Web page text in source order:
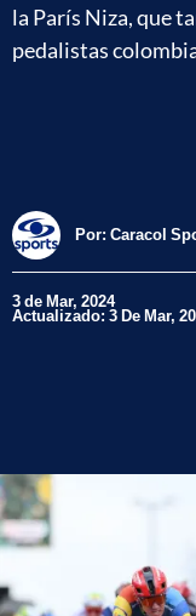
la París Niza, que
pedalistas
Por: Caracol
3 de Mar, 2024
Actualizado: 3 De Mar,